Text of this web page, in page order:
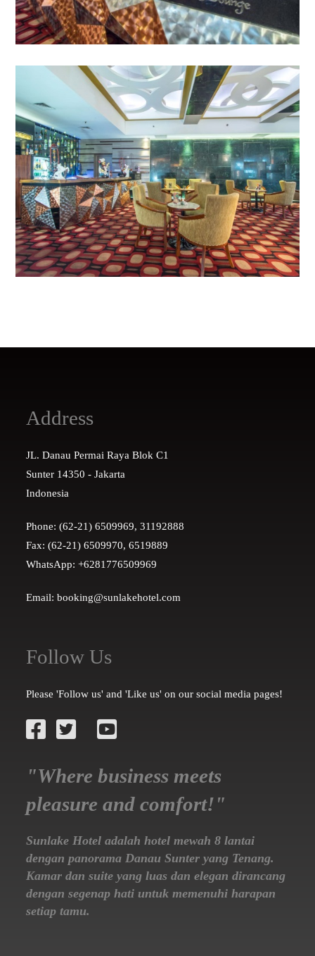
Address
JL. Danau Permai Raya Blok C1
Sunter 14350 - Jakarta
Indonesia
Phone: (62-21) 6509969, 31192888
Fax: (62-21) 6509970, 6519889
WhatsApp: +6281776509969
Email: booking@sunlakehotel.com
Follow Us
Please 'Follow us' and 'Like us' on our social media pages!
"Where business meets
pleasure and comfort!"
Sunlake Hotel adalah hotel mewah 8 lantai
dengan panorama Danau Sunter yang Tenang.
Kamar dan suite yang luas dan elegan dirancang
dengan segenap hati untuk memenuhi harapan
setiap tamu.